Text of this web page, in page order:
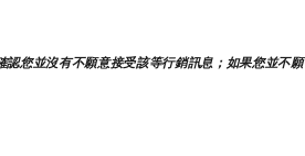
您並沒有不願意接受該等行銷訊息；如果您並不願